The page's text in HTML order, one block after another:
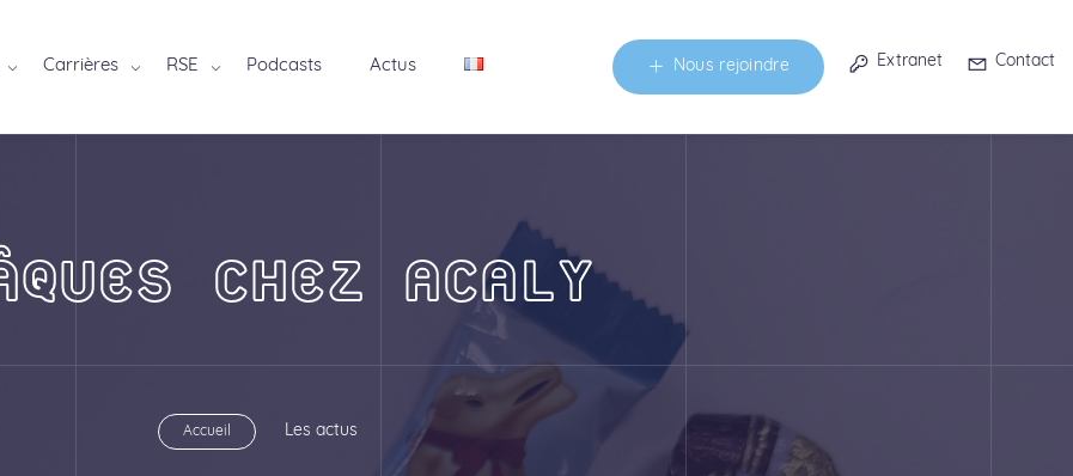
Carrières RSE Podcasts Actus Nous rejoindre Extranet Contact
CHEZ ACALY
Accueil Les actus